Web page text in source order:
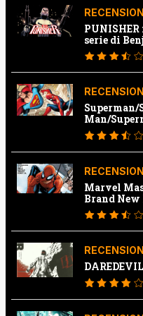
serie di
Superman/
Man/
Marvel e Dc
Marvel
Brand New